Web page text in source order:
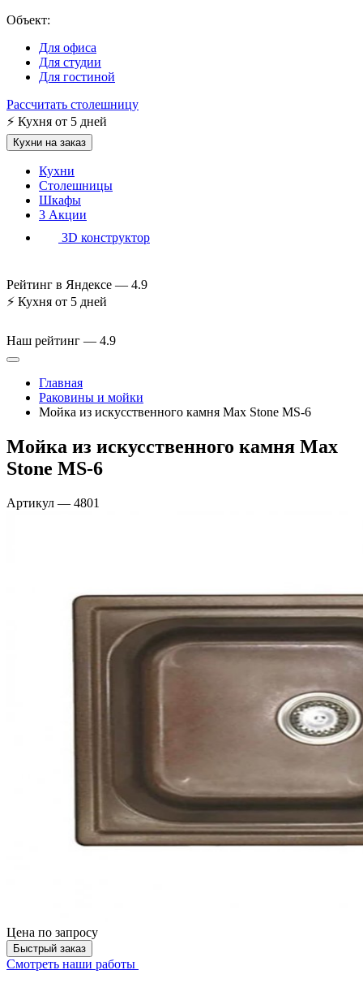
Объект:
Для офиса
Для студии
Для гостиной
Рассчитать столешницу
⚡ Кухня от 5 дней
Кухни на заказ
Кухни
Столешницы
Шкафы
3 Акции
3D конструктор
Рейтинг в Яндексе — 4.9
⚡ Кухня от 5 дней
Наш рейтинг — 4.9
Главная
Раковины и мойки
Мойка из искусственного камня Max Stone MS-6
Мойка из искусственного камня Max
Stone MS-6
Артикул — 4801
Цена по запросу
Быстрый заказ
Смотреть наши работы